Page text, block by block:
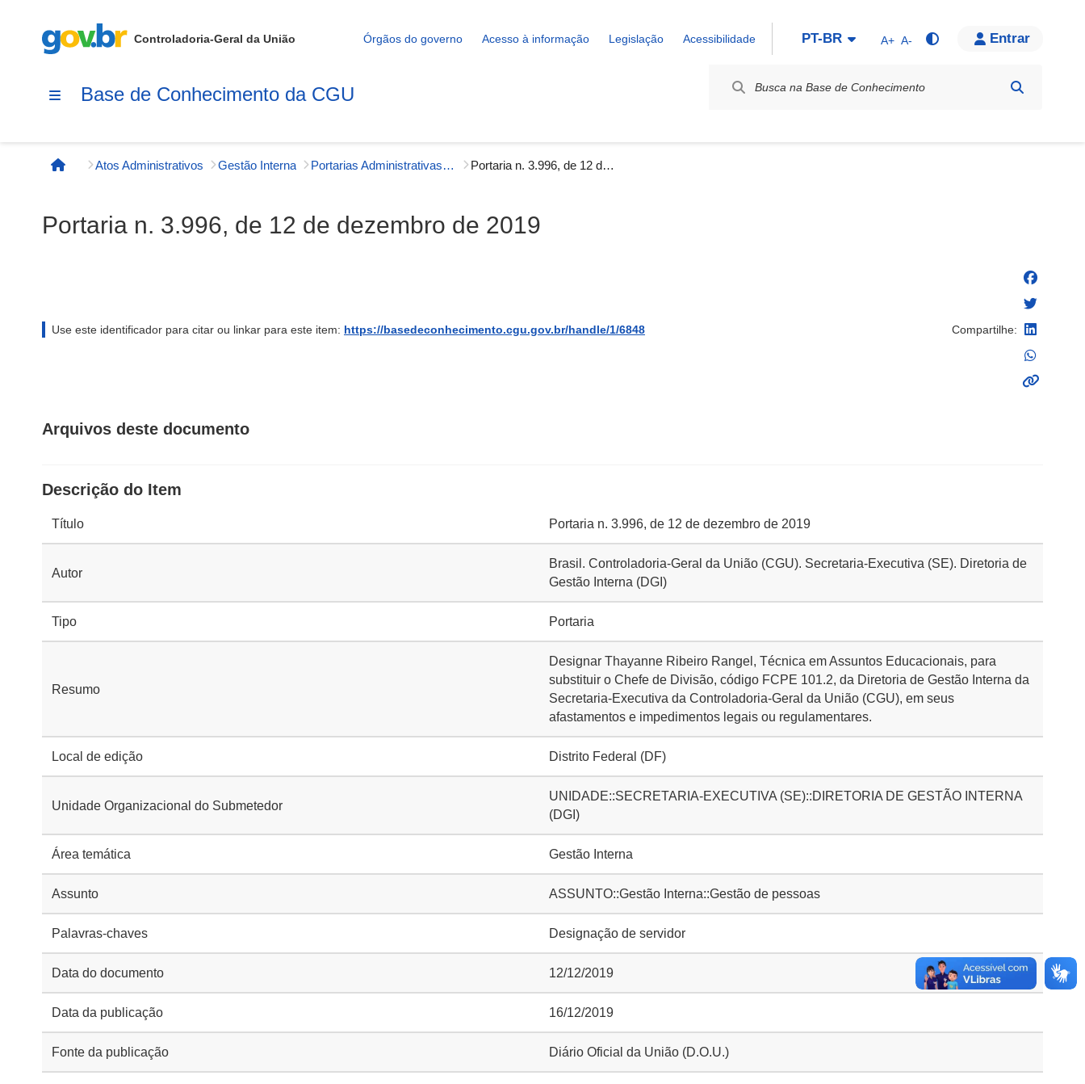
Controladoria-Geral da União Órgãos do governo Acesso à informação Legislação Acessibilidade PT-BR A+ A- Entrar
Base de Conhecimento da CGU
Página inicial
Atos Administrativos Gestão Interna Portarias Administrativas - Gestão Interna Portaria n. 3.996, de 12 de dezembro de 2019
Portaria n. 3.996, de 12 de dezembro de 2019
Use este identificador para citar ou linkar para este item: https://basedeconhecimento.cgu.gov.br/handle/1/6848 Compartilhe:
Arquivos deste documento
Descrição do Item
Título Portaria n. 3.996, de 12 de dezembro de 2019
Autor
Brasil. Controladoria-Geral da União (CGU). Secretaria-Executiva (SE). Diretoria de
Gestão Interna (DGI)
Tipo Portaria
Resumo
Designar Thayanne Ribeiro Rangel, Técnica em Assuntos Educacionais, para
substituir o Chefe de Divisão, código FCPE 101.2, da Diretoria de Gestão Interna da
Secretaria-Executiva da Controladoria-Geral da União (CGU), em seus
afastamentos e impedimentos legais ou regulamentares.
Local de edição Distrito Federal (DF)
Unidade Organizacional do Submetedor
UNIDADE::SECRETARIA-EXECUTIVA (SE)::DIRETORIA DE GESTÃO INTERNA
(DGI)
Área temática Gestão Interna
Assunto ASSUNTO::Gestão Interna::Gestão de pessoas
Palavras-chaves Designação de servidor
Data do documento 12/12/2019
Data da publicação 16/12/2019
Fonte da publicação Diário Oficial da União (D.O.U.)